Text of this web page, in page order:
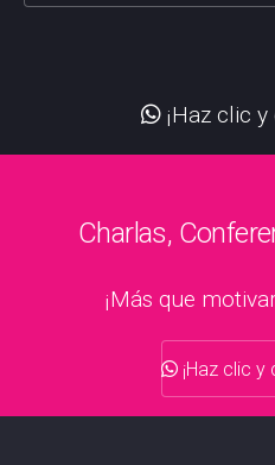
¡Haz clic
Charlas,
¡Más que
¡Haz clic